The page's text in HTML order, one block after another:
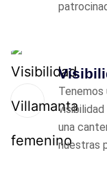
Tenemos
una
nuestras